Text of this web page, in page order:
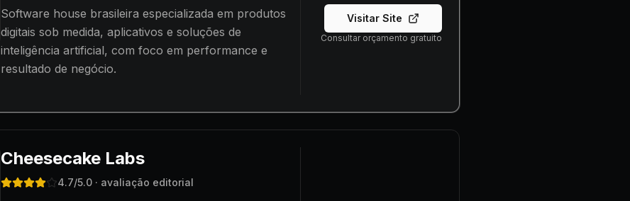
Software house brasileira especializada em produtos
digitais sob medida, aplicativos e soluções de
inteligência artificial, com foco em performance e
resultado de negócio.
Visitar Site
Consultar orçamento gratuito
Cheesecake Labs
4.7/5.0 · avaliação editorial